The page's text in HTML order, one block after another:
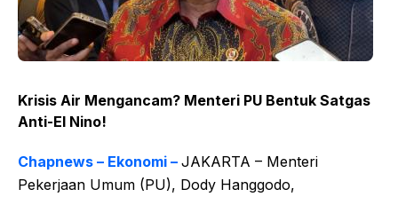
Krisis Air Mengancam? Menteri PU Bentuk Satgas
Anti-El Nino!
Chapnews – Ekonomi – JAKARTA – Menteri
Pekerjaan Umum (PU), Dody Hanggodo,